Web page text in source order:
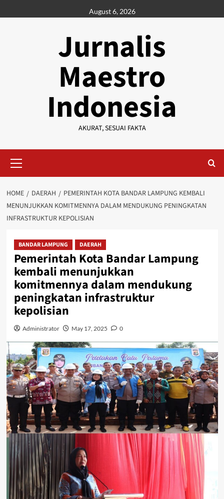
to
August 6, 2026
Jurnalis
Maestro
Indonesia
AKURAT, SESUAI FAKTA
Menu
HOME DAERAH
PEMERINTAH KOTA BANDAR LAMPUNG KEMBALI
MENUNJUKKAN KOMITMENNYA DALAM MENDUKUNG PENINGKATAN
INFRASTRUKTUR KEPOLISIAN
BANDAR LAMPUNG DAERAH
Pemerintah Kota Bandar Lampung
kembali menunjukkan
komitmennya dalam mendukung
peningkatan infrastruktur
kepolisian
Administrator May 17, 2025 0